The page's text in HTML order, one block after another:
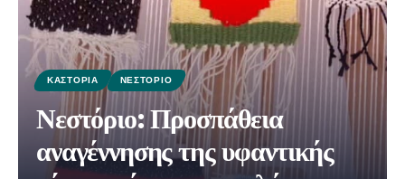
ΚΑΣΤΟΡΙΆ ΝΕΣΤΌΡΙΟ
Νεστόριο: Προσπάθεια
αναγέννησης της υφαντικής